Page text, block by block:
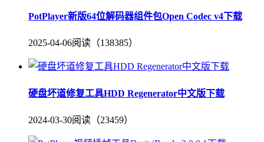
PotPlayer新版64位解码器组件包Open Codec v4下载
2025-04-06阅读（138385）
硬盘坏道修复工具HDD Regenerator中文版下载
2024-03-30阅读（23459）